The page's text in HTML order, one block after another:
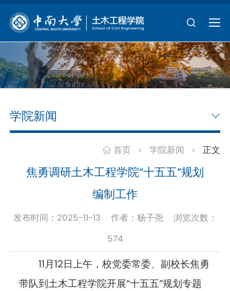
学院新闻
首页 > 学院新闻 > 正文
焦勇调研土木工程学院“十五五”规划
编制工作
发布时间：2025-11-13 作者：杨子尧 浏览次数：
574
11月12日上午，校党委常委、副校长焦勇
带队到土木工程学院开展“十五五”规划专题